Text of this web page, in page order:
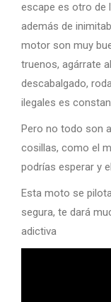
escape es otro de
además de
motor son muy
truenos, agárrate
descabalgado,
ilegales es
Pero no todo son
cosillas, como el
podrías esperar y
Esta moto se
segura, te dará
adictiva